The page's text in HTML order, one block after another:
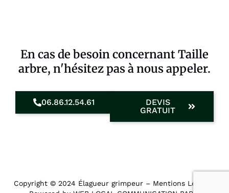
En cas de besoin concernant Taille
arbre, n'hésitez pas à nous appeler.
06.86.12.54.61
DEVIS
GRATUIT
Copyright © 2024 Élagueur grimpeur – Mentions Légales